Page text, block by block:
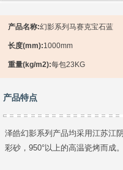
产品名称:幻影系列马赛克宝石蓝
长度(mm):1000mm
重量(kg/m2):每包23KG
产品特点
泽皓幻影系列产品均采用江苏江
彩砂，950°以上的高温瓷烤而成